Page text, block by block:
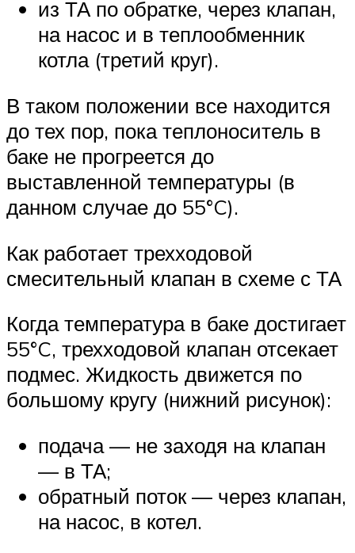
из ТА по обратке, через клапан,
на насос и в теплообменник
котла (третий круг).
В таком положении все находится
до тех пор, пока теплоноситель в
баке не прогреется до
выставленной температуры (в
данном случае до 55°C).
Как работает трехходовой
смесительный клапан в схеме с ТА
Когда температура в баке достигает
55°C, трехходовой клапан отсекает
подмес. Жидкость движется по
большому кругу (нижний рисунок):
подача — не заходя на клапан
— в ТА;
обратный поток — через клапан,
на насос, в котел.